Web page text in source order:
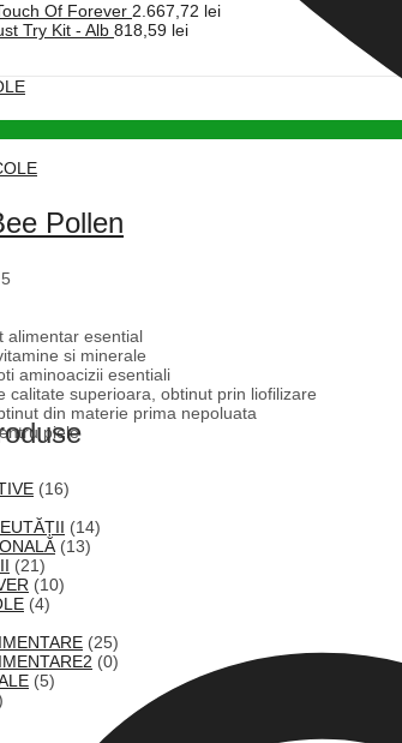
Of Forever 2.667,72 lei
Try Kit - Alb 818,59 lei
Pollen
alimentar esential
si minerale
aminoacizii esentiali
calitate superioara, obtinut prin liofilizare
din materie prima nepoluata
piele
(16)
(14)
(13)
(21)
(10)
(4)
(25)
(0)
(5)